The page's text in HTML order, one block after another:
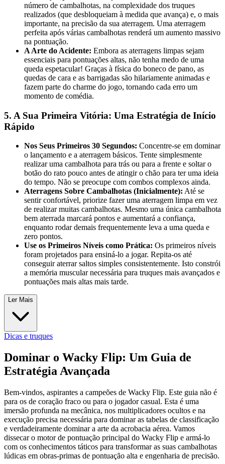
número de cambalhotas, na complexidade dos truques
realizados (que desbloqueiam à medida que avança) e, o mais
importante, na precisão da sua aterragem. Uma aterragem
perfeita após várias cambalhotas renderá um aumento massivo
na pontuação.
A Arte do Acidente: Embora as aterragens limpas sejam
essenciais para pontuações altas, não tenha medo de uma
queda espetacular! Graças à física do boneco de pano, as
quedas de cara e as barrigadas são hilariamente animadas e
fazem parte do charme do jogo, tornando cada erro um
momento de comédia.
5. A Sua Primeira Vitória: Uma Estratégia de Início
Rápido
Nos Seus Primeiros 30 Segundos: Concentre-se em dominar
o lançamento e a aterragem básicos. Tente simplesmente
realizar uma cambalhota para trás ou para a frente e soltar o
botão do rato pouco antes de atingir o chão para ter uma ideia
do tempo. Não se preocupe com combos complexos ainda.
Aterragens Sobre Cambalhotas (Inicialmente): Até se
sentir confortável, priorize fazer uma aterragem limpa em vez
de realizar muitas cambalhotas. Mesmo uma única cambalhota
bem aterrada marcará pontos e aumentará a confiança,
enquanto rodar demais frequentemente leva a uma queda e
zero pontos.
Use os Primeiros Níveis como Prática: Os primeiros níveis
foram projetados para ensiná-lo a jogar. Repita-os até
conseguir aterrar saltos simples consistentemente. Isto constrói
a memória muscular necessária para truques mais avançados e
pontuações mais altas mais tarde.
Ler Mais
Dicas e truques
Dominar o Wacky Flip: Um Guia de
Estratégia Avançada
Bem-vindos, aspirantes a campeões de Wacky Flip. Este guia não é
para os de coração fraco ou para o jogador casual. Esta é uma
imersão profunda na mecânica, nos multiplicadores ocultos e na
execução precisa necessária para dominar as tabelas de classificação
e verdadeiramente dominar a arte da acrobacia aérea. Vamos
dissecar o motor de pontuação principal do Wacky Flip e armá-lo
com os conhecimentos táticos para transformar as suas cambalhotas
lúdicas em obras-primas de pontuação alta e engenharia de precisão.